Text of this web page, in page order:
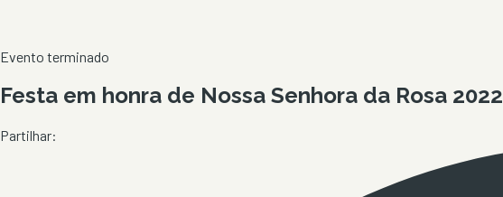
Evento terminado
Festa em honra de Nossa Senhora da Rosa 2022
Partilhar: